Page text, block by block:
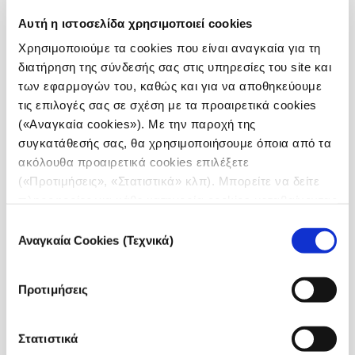
Αυτή η ιστοσελίδα χρησιμοποιεί cookies
Χρησιμοποιούμε τα cookies που είναι αναγκαία για τη
διατήρηση της σύνδεσής σας στις υπηρεσίες του site και
των εφαρμογών του, καθώς και για να αποθηκεύουμε
τις επιλογές σας σε σχέση με τα προαιρετικά cookies
(«Αναγκαία cookies»). Με την παροχή της
συγκατάθεσής σας, θα χρησιμοποιήσουμε όποια από τα
ακόλουθα προαιρετικά cookies επιλέξετε
(«Προτιμήσεις», «Στατιστικά» κλπ). Μπορείτε να δείτε
συγκατάθεσης
Αναγκαία Cookies (Τεχνικά)
Προτιμήσεις
Στατιστικά
Πρωτοβουλία SNF Ithaca έχουν ως στόχο την
ενδυνάμωση των πολιτών και την ενίσχυση της
δημοκρατικής διακυβέρνησης. Μέσω συνεργατικών
προσπαθειών, ο συλλογικός μας στόχος είναι να
προσπαθήσουμε για μια πιο διαφανή, υπεύθυνη και
χωρίς αποκλεισμούς κοινωνία».
Άννα Κύνθια Μπουσδούκου
Διευθύνουσα σύμβουλος του iMEdD, εκτελεστική
διευθύντρια των Διαλόγων του ΙΣΝ και
δημοσιογράφος
Με ελεύθερη είσοδο για όλους, το summit είναι μια
αφορούν όλους. Επιπλέον ομιλητές προστίθενται
μεταδίδονται μέσω live streaming. Για τα πιο